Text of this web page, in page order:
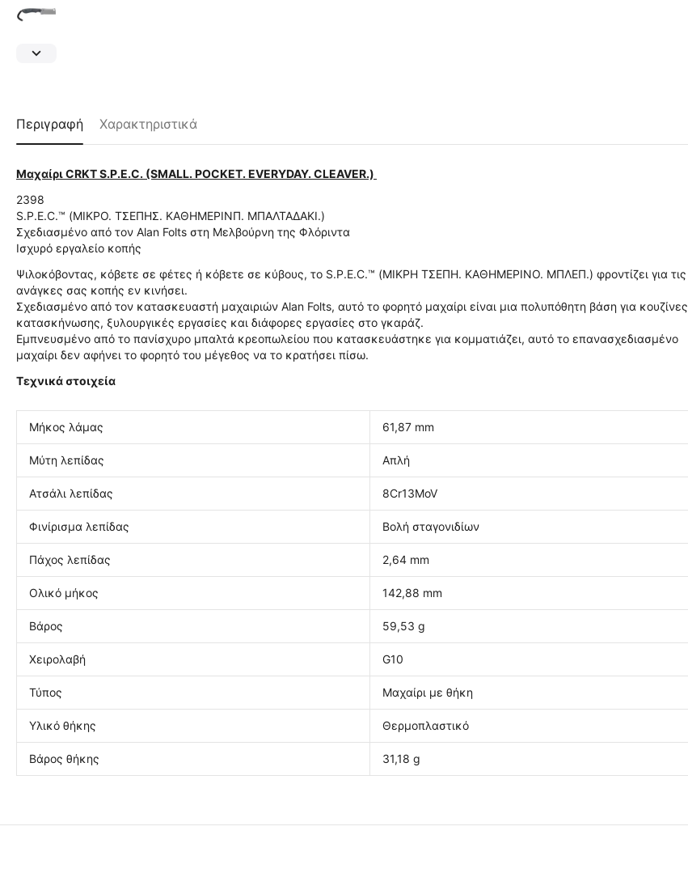
Περιγραφή Χαρακτηριστικά
Μαχαίρι CRKT S.P.E.C. (SMALL. POCKET. EVERYDAY. CLEAVER.)
2398
S.P.E.C.™ (ΜΙΚΡΟ. ΤΣΕΠΗΣ. ΚΑΘΗΜΕΡΙΝΠ. ΜΠΑΛΤΑΔΑΚΙ.)
Σχεδιασμένο από τον Alan Folts στη Μελβούρνη της Φλόριντα
Ισχυρό εργαλείο κοπής
Ψιλοκόβοντας, κόβετε σε φέτες ή κόβετε σε κύβους, το S.P.E.C.™ (ΜΙΚΡΗ ΤΣΕΠΗ. ΚΑΘΗΜΕΡΙΝΟ. ΜΠΛΕΠ.) φροντίζει για τις
ανάγκες σας κοπής εν κινήσει.
Σχεδιασμένο από τον κατασκευαστή μαχαιριών Alan Folts, αυτό το φορητό μαχαίρι είναι μια πολυπόθητη βάση για κουζίνες
κατασκήνωσης, ξυλουργικές εργασίες και διάφορες εργασίες στο γκαράζ.
Εμπνευσμένο από το πανίσχυρο μπαλτά κρεοπωλείου που κατασκευάστηκε για κομματιάζει, αυτό το επανασχεδιασμένο
μαχαίρι δεν αφήνει το φορητό του μέγεθος να το κρατήσει πίσω.
Τεχνικά στοιχεία
Μήκος λάμας 61,87 mm
Μύτη λεπίδας Απλή
Ατσάλι λεπίδας 8Cr13MoV
Φινίρισμα λεπίδας Βολή σταγονιδίων
Πάχος λεπίδας 2,64 mm
Ολικό μήκος 142,88 mm
Βάρος 59,53 g
Χειρολαβή G10
Τύπος Μαχαίρι με θήκη
Υλικό θήκης Θερμοπλαστικό
Βάρος θήκης 31,18 g